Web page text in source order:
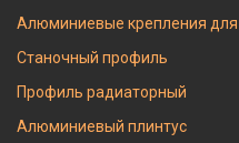
Алюминиевые крепления для
Станочный профиль
Профиль радиаторный
Алюминиевый плинтус